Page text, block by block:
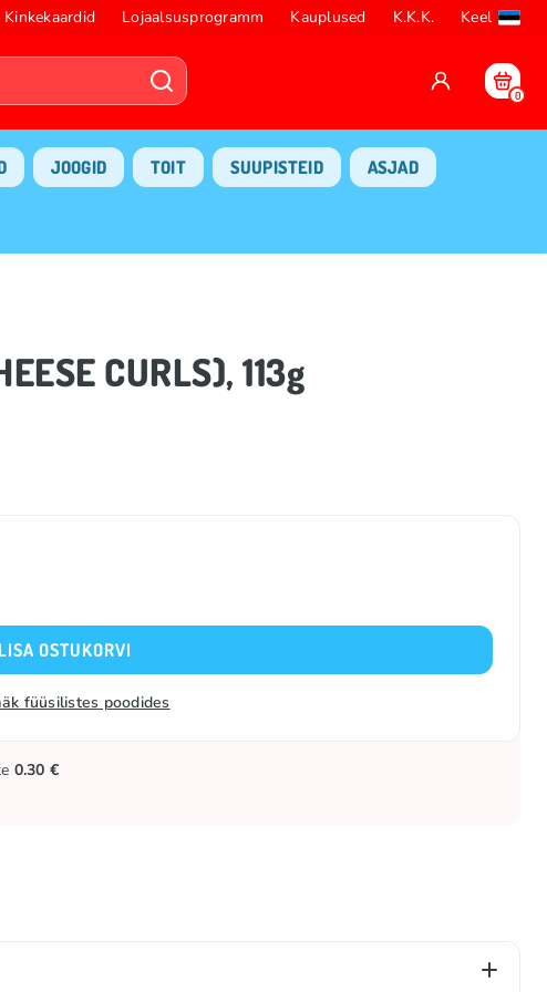
Kinkekaardid Lojaalsusprogramm Kauplused K.K.K. Keel
0
JOOGID TOIT SUUPISTEID ASJAD
CURLS), 113g
LISA OSTUKORVI
füüsilistes poodides
0.30 €